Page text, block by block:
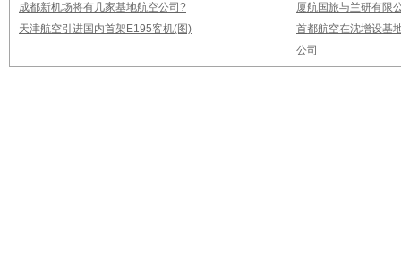
成都新机场将有几家基地航空公司?
厦航国旅与兰研有限
天津航空引进国内首架E195客机(图)
首都航空在沈增设基
公司